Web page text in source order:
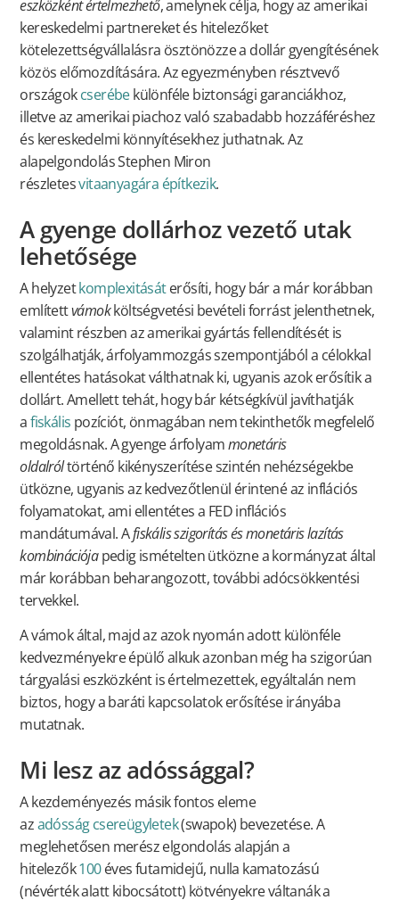
eszközként értelmezhető, amelynek célja, hogy az amerikai
kereskedelmi partnereket és hitelezőket
kötelezettségvállalásra ösztönözze a dollár gyengítésének
közös előmozdítására. Az egyezményben résztvevő
országokcserébekülönféle biztonsági garanciákhoz,
illetve az amerikai piachoz való szabadabb hozzáféréshez
és kereskedelmi könnyítésekhez juthatnak. Az
alapelgondolás Stephen Miron
részletesvitaanyagára építkezik.
A gyenge dollárhoz vezető utak
lehetősége
A helyzetkomplexitásáterősíti, hogy bár a már korábban
említettvámokköltségvetési bevételi forrást jelenthetnek,
valamint részben az amerikai gyártás fellendítését is
szolgálhatják, árfolyammozgás szempontjából a célokkal
ellentétes hatásokat válthatnak ki, ugyanis azok erősítik a
dollárt. Amellett tehát, hogy bár kétségkívül javíthatják
afiskális pozíciót, önmagában nem tekinthetők megfelelő
megoldásnak. A gyenge árfolyammonetáris
oldalróltörténő kikényszerítése szintén nehézségekbe
ütközne, ugyanis az kedvezőtlenül érintené az inflációs
folyamatokat, ami ellentétes a FED inflációs
mandátumával. Afiskális szigorítás és monetáris lazítás
kombinációjapedig ismételten ütközne a kormányzat által
már korábban beharangozott, további adócsökkentési
tervekkel.
A vámok által, majd az azok nyomán adott különféle
kedvezményekre épülő alkuk azonban még ha szigorúan
tárgyalási eszközként is értelmezettek, egyáltalán nem
biztos, hogy a baráti kapcsolatok erősítése irányába
mutatnak.
Mi lesz az adóssággal?
A kezdeményezés másik fontos eleme
azadósság csereügyletek(swapok) bevezetése. A
meglehetősen merész elgondolás alapján a
hitelezők100éves futamidejű, nulla kamatozású
(névérték alatt kibocsátott) kötvényekre váltanák a